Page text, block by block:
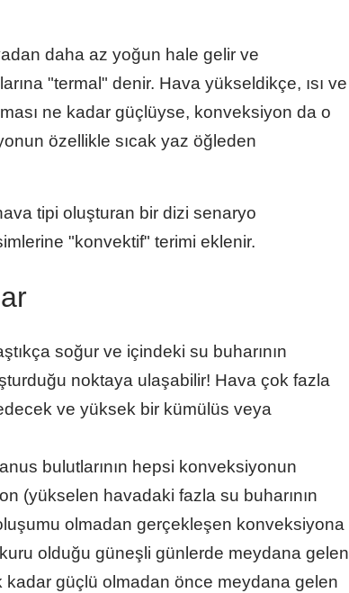
daha az yoğun hale gelir ve
"termal" denir. Hava yükseldikçe, ısı ve
ne kadar güçlüyse, konveksiyon da o
özellikle sıcak yaz öğleden
tipi oluşturan bir dizi senaryo
"konvektif" terimi eklenir.
soğur ve içindeki su buharının
noktaya ulaşabilir! Hava çok fazla
ve yüksek bir kümülüs veya
bulutlarının hepsi konveksiyonun
(yükselen havadaki fazla su buharının
olmadan gerçekleşen konveksiyona
olduğu güneşli günlerde meydana gelen
kadar güçlü olmadan önce meydana gelen